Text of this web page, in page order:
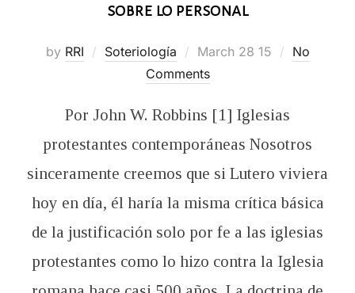
sobre lo personal
by RRI Soteriología
Posted
on
March 28 15
No
Comments
Por John W. Robbins [1] Iglesias
protestantes contemporáneas Nosotros
sinceramente creemos que si Lutero viviera
hoy en día, él haría la misma crítica básica
de la justificación solo por fe a las iglesias
protestantes como lo hizo contra la Iglesia